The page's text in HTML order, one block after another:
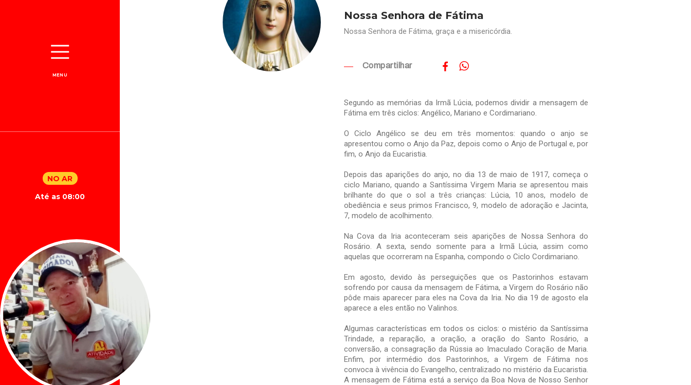
MENU
NO AR
Até as 08:00
Nossa Senhora de Fátima
Nossa Senhora de Fátima, graça e a misericórdia.
Compartilhar
Segundo as memórias da Irmã Lúcia, podemos dividir a mensagem de
Fátima em três ciclos: Angélico, Mariano e Cordimariano.
O Ciclo Angélico se deu em três momentos: quando o anjo se
apresentou como o Anjo da Paz, depois como o Anjo de Portugal e, por
fim, o Anjo da Eucaristia.
Depois das aparições do anjo, no dia 13 de maio de 1917, começa o
ciclo Mariano, quando a Santíssima Virgem Maria se apresentou mais
brilhante do que o sol a três crianças: Lúcia, 10 anos, modelo de
obediência e seus primos Francisco, 9, modelo de adoração e Jacinta,
7, modelo de acolhimento.
Na Cova da Iria aconteceram seis aparições de Nossa Senhora do
Rosário. A sexta, sendo somente para a Irmã Lúcia, assim como
aquelas que ocorreram na Espanha, compondo o Ciclo Cordimariano.
Em agosto, devido às perseguições que os Pastorinhos estavam
sofrendo por causa da mensagem de Fátima, a Virgem do Rosário não
pôde mais aparecer para eles na Cova da Iria. No dia 19 de agosto ela
aparece a eles então no Valinhos.
Algumas características em todos os ciclos: o mistério da Santíssima
Trindade, a reparação, a oração, a oração do Santo Rosário, a
conversão, a consagração da Rússia ao Imaculado Coração de Maria.
Enfim, por intermédio dos Pastorinhos, a Virgem de Fátima nos
convoca à vivência do Evangelho, centralizado no mistério da Eucaristia.
A mensagem de Fátima está a serviço da Boa Nova de Nosso Senhor